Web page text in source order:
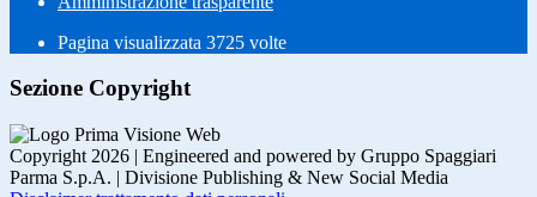
Pagina visualizzata 3725 volte
Sezione Copyright
Copyright 2026 | Engineered and powered by Gruppo Spaggiari
Parma S.p.A. | Divisione Publishing & New Social Media